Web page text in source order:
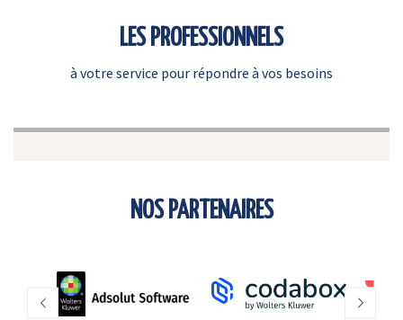
LES PROFESSIONNELS
à votre service pour répondre à vos besoins
NOS PARTENAIRES